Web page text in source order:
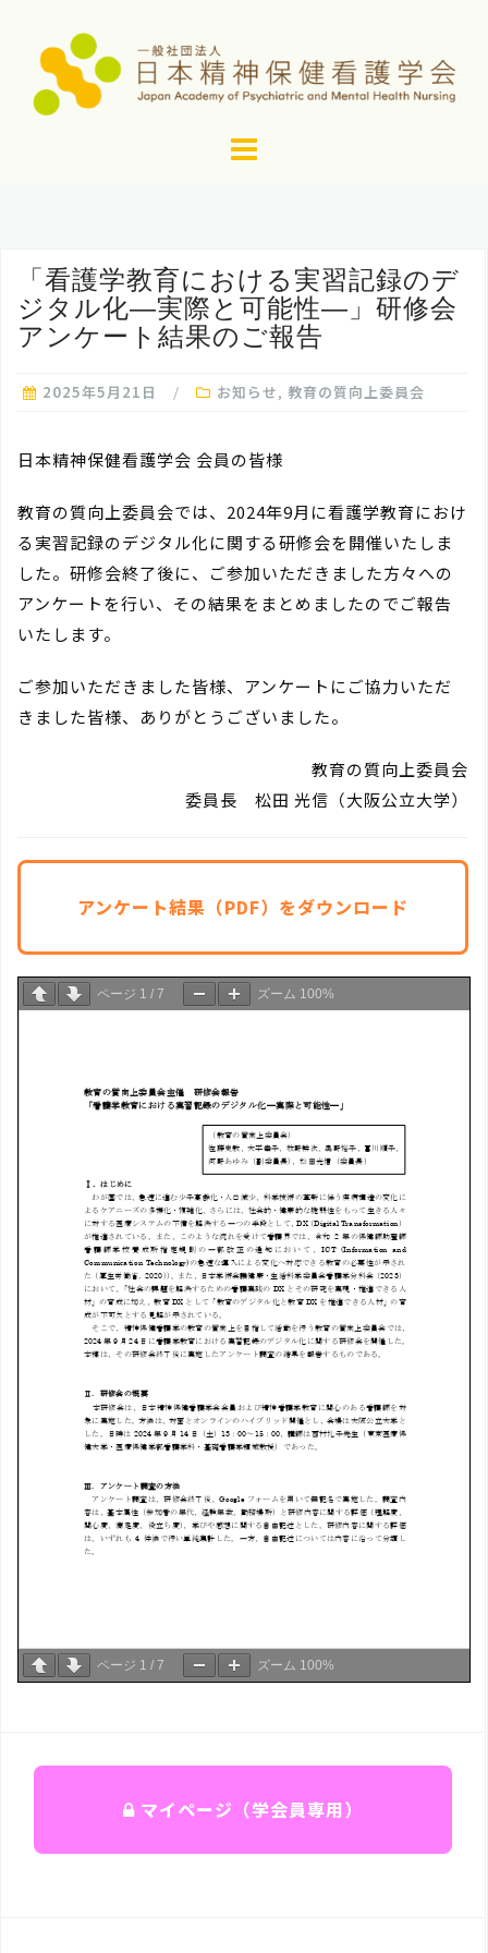
「看護学教育における実習記録のデ
ジタル化―実際と可能性―」研修会
アンケート結果のご報告
2025年5月21日 お知らせ, 教育の質向上委員会
日本精神保健看護学会 会員の皆様
教育の質向上委員会では、2024年9月に看護学教育におけ
る実習記録のデジタル化に関する研修会を開催いたしま
した。研修会終了後に、ご参加いただきました方々への
アンケートを行い、その結果をまとめましたのでご報告
いたします。
ご参加いただきました皆様、アンケートにご協力いただ
きました皆様、ありがとうございました。
教育の質向上委員会
委員長 松田 光信（大阪公立大学）
アンケート結果（PDF）をダウンロード
ページ 1 / 7 ズーム 100%
ページ 1 / 7 ズーム 100%
マイページ（学会員専用）